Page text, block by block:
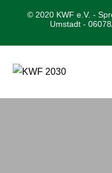
© 2020 KWF e.V. -
Umstadt -